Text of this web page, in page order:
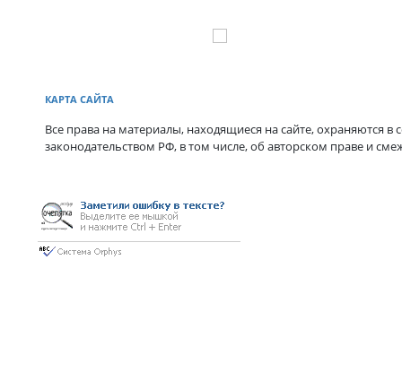
КАРТА САЙТА
Все права на материалы, находящиеся на сайте, охраняются в
законодательством РФ, в том числе, об авторском праве и